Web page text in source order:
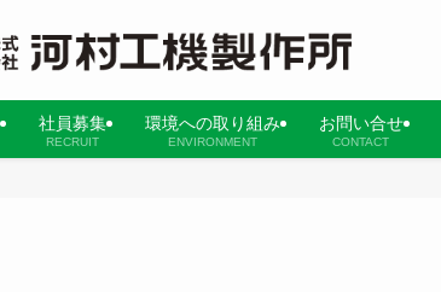
社員募集
RECRUIT
環境への取り組み
ENVIRONMENT
お問い合せ
CONTACT